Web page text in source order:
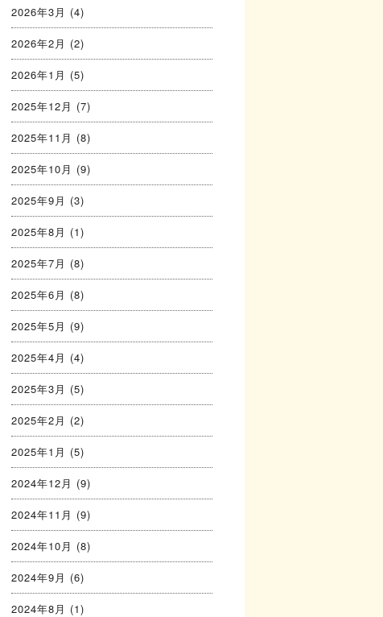
2026年3月 (4)
2026年2月 (2)
2026年1月 (5)
2025年12月 (7)
2025年11月 (8)
2025年10月 (9)
2025年9月 (3)
2025年8月 (1)
2025年7月 (8)
2025年6月 (8)
2025年5月 (9)
2025年4月 (4)
2025年3月 (5)
2025年2月 (2)
2025年1月 (5)
2024年12月 (9)
2024年11月 (9)
2024年10月 (8)
2024年9月 (6)
2024年8月 (1)